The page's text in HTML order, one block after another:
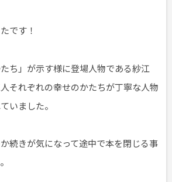
です！
ち」が示す様に登場人物である紗江
それぞれの幸せのかたちが丁寧な人物
いました。
続きが気になって途中で本を閉じる事